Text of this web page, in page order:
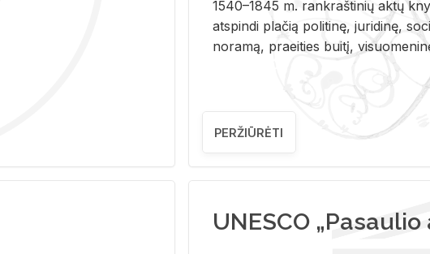
1540–1845 m. rank­raš­ti­nių aktų
at­spin­di pla­čią po­li­ti­nę, ju­ri­di­nę,
no­ra­mą, pra­ei­ties bui­tį,
PERŽIŪRĖTI
UNESCO